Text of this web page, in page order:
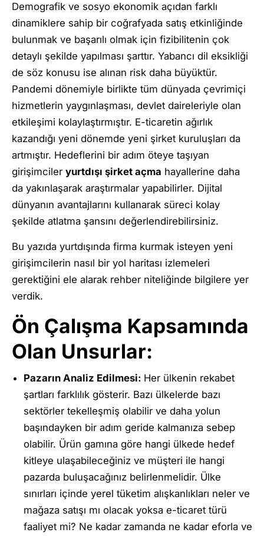
Demografik ve sosyo ekonomik açıdan farklı
dinamiklere sahip bir coğrafyada satış etkinliğinde
bulunmak ve başarılı olmak için fizibilitenin çok
detaylı şekilde yapılması şarttır. Yabancı dil eksikliği
de söz konusu ise alınan risk daha büyüktür.
Pandemi dönemiyle birlikte tüm dünyada çevrimiçi
hizmetlerin yaygınlaşması, devlet daireleriyle olan
etkileşimi kolaylaştırmıştır. E-ticaretin ağırlık
kazandığı yeni dönemde yeni şirket kuruluşları da
artmıştır. Hedeflerini bir adım öteye taşıyan
girişimciler yurtdışı şirket açma hayallerine daha
da yakınlaşarak araştırmalar yapabilirler. Dijital
dünyanın avantajlarını kullanarak süreci kolay
şekilde atlatma şansını değerlendirebilirsiniz.
Bu yazıda yurtdışında firma kurmak isteyen yeni
girişimcilerin nasıl bir yol haritası izlemeleri
gerektiğini ele alarak rehber niteliğinde bilgilere yer
verdik.
Ön Çalışma Kapsamında
Olan Unsurlar:
Pazarın Analiz Edilmesi: Her ülkenin rekabet
şartları farklılık gösterir. Bazı ülkelerde bazı
sektörler tekelleşmiş olabilir ve daha yolun
başındayken bir adım geride kalmanıza sebep
olabilir. Ürün gamına göre hangi ülkede hedef
kitleye ulaşabileceğiniz ve müşteri ile hangi
pazarda buluşacağınız belirlenmelidir. Ülke
sınırları içinde yerel tüketim alışkanlıkları neler ve
mağaza satışı mı olacak yoksa e-ticaret türü
faaliyet mi? Ne kadar zamanda ne kadar eforla ve